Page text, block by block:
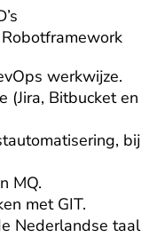
werkwijze.
(Jira, Bitbucket en
bij
MQ.
met GIT.
Nederlandse taal